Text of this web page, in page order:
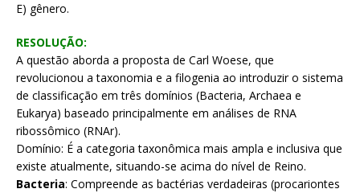
E) gênero.
RESOLUÇÃO:
A questão aborda a proposta de Carl Woese, que
revolucionou a taxonomia e a filogenia ao introduzir o sistema
de classificação em três domínios (Bacteria, Archaea e
Eukarya) baseado principalmente em análises de RNA
ribossômico (RNAr).
Domínio: É a categoria taxonômica mais ampla e inclusiva que
existe atualmente, situando-se acima do nível de Reino.
Bacteria: Compreende as bactérias verdadeiras (procariontes